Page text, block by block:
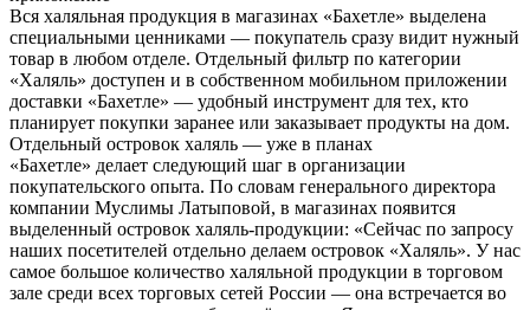
Вся халяльная продукция в магазинах «Бахетле» выделена
специальными ценниками — покупатель сразу видит нужный
товар в любом отделе. Отдельный фильтр по категории
«Халяль» доступен и в собственном мобильном приложении
доставки «Бахетле» — удобный инструмент для тех, кто
планирует покупки заранее или заказывает продукты на дом.
Отдельный островок халяль — уже в планах
«Бахетле» делает следующий шаг в организации
покупательского опыта. По словам генерального директора
компании Муслимы Латыповой, в магазинах появится
выделенный островок халяль-продукции: «Сейчас по запросу
наших посетителей отдельно делаем островок «Халяль». У нас
самое большое количество халяльной продукции в торговом
зале среди всех торговых сетей России — она встречается во